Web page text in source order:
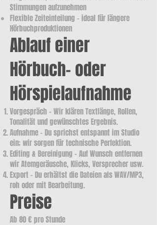
Stimmungen aufzunehmen
Flexible Zeiteinteilung – ideal für längere
Hörbuchproduktionen
Ablauf einer
Hörbuch- oder
Hörspielaufnahme
Vorgespräch – Wir klären Textlänge, Rollen,
Tonalität und gewünschtes Ergebnis.
Aufnahme – Du sprichst entspannt im Studio
ein; wir sorgen für technische Perfektion.
Editing & Bereinigung – Auf Wunsch entfernen
wir Atemgeräusche, Klicks, Versprecher usw.
Export – Du erhältst die Dateien als WAV/MP3,
roh oder mit Bearbeitung.
Preise
Ab 80 € pro Stunde